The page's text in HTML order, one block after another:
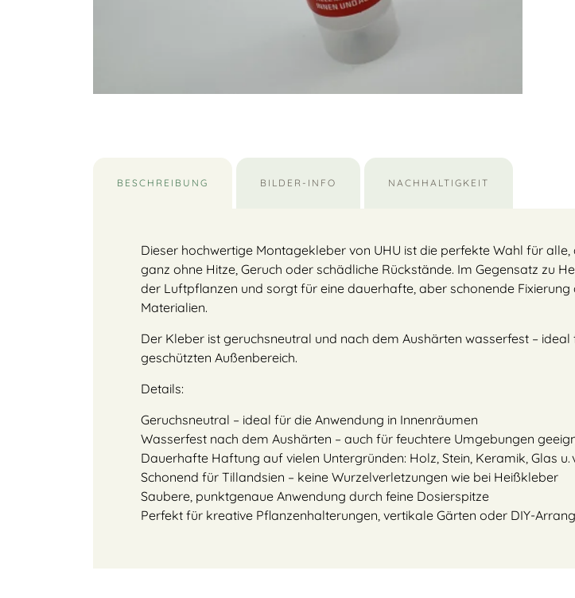
BESCHREIBUNG BILDER-INFO NACHHALTIGKEIT
Dieser hochwertige Montagekleber von UHU ist die perfekte Wahl für
ganz ohne Hitze, Geruch oder schädliche Rückstände. Im Gegensatz zu
der Luftpflanzen und sorgt für eine dauerhafte, aber schonende Fixierung
Materialien.
Der Kleber ist geruchsneutral und nach dem Aushärten wasserfest –
geschützten Außenbereich.
Details:
Geruchsneutral – ideal für die Anwendung in Innenräumen
Wasserfest nach dem Aushärten – auch für feuchtere Umgebungen
Dauerhafte Haftung auf vielen Untergründen: Holz, Stein, Keramik, Glas u.
Schonend für Tillandsien – keine Wurzelverletzungen wie bei Heißkleber
Saubere, punktgenaue Anwendung durch feine Dosierspitze
Perfekt für kreative Pflanzenhalterungen, vertikale Gärten oder DIY-